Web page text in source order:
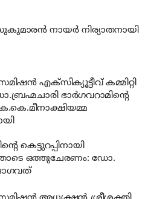
നായര്‍ നിര്യാതനായി
എക്‌സിക്യൂട്ടീവ് കമ്മിറ്റി
ഭാര്‍ഗവറാമിന്റെ
കെട്ടുറപ്പിനായി
ഒത്തുചേരണം: ഡോ.